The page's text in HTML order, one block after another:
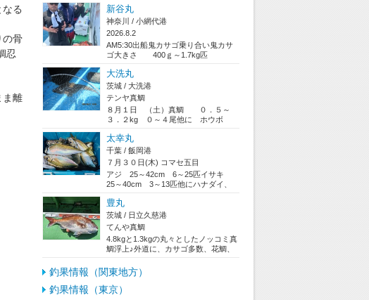
る
の骨
忍
ま離
新谷丸
神奈川 / 小網代港
2026.8.2
AM5:30出船鬼カサゴ乗り合い鬼カサ
ゴ大きさ 400ｇ～1.7kg匹
大洗丸
茨城 / 大洗港
テンヤ真鯛
８月１日 （土）真鯛 ０．５～
３．２kg ０～４尾他に ホウボ
ゾウヒラメ ...
太幸丸
千葉 / 飯岡港
７月３０日(木) コマセ五目
アジ 25～42cm 6～25匹イサキ
25～40cm 3～13匹他にハナダイ、
豊丸
茨城 / 日立久慈港
てんや真鯛
4.8kgと1.3kgの丸々としたノッコミ真
鯛浮上♪外道に、カサゴ多数、花鯛、
釣果情報（関東地方）
釣果情報（東京）